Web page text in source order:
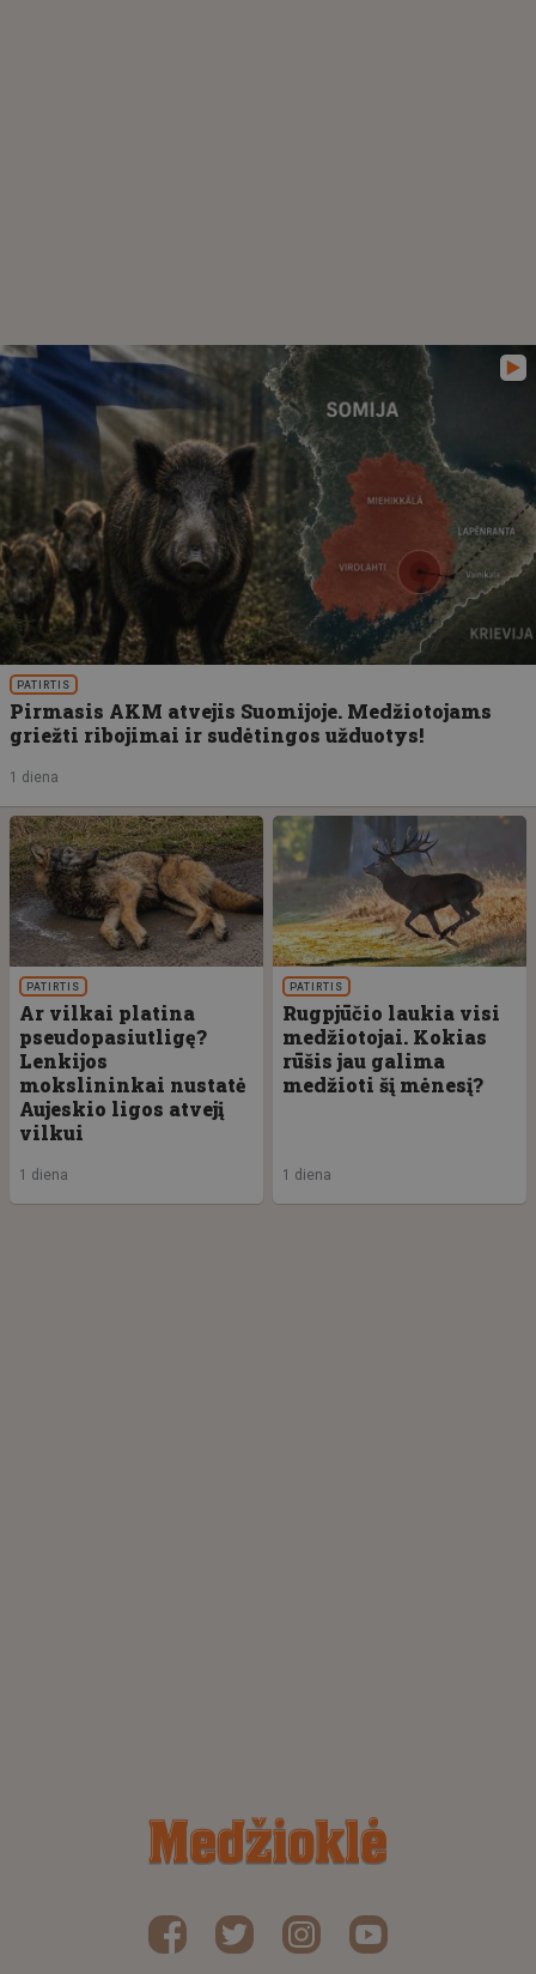
PATIRTIS
Pirmasis AKM atvejis Suomijoje. Medžiotojams
griežti ribojimai ir sudėtingos užduotys!
1 diena
PATIRTIS
Ar vilkai platina
pseudopasiutligę?
Lenkijos
mokslininkai nustatė
Aujeskio ligos atvejį
vilkui
1 diena
PATIRTIS
Rugpjūčio laukia visi
medžiotojai. Kokias
rūšis jau galima
medžioti šį mėnesį?
1 diena